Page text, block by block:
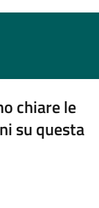
chiare le
su questa